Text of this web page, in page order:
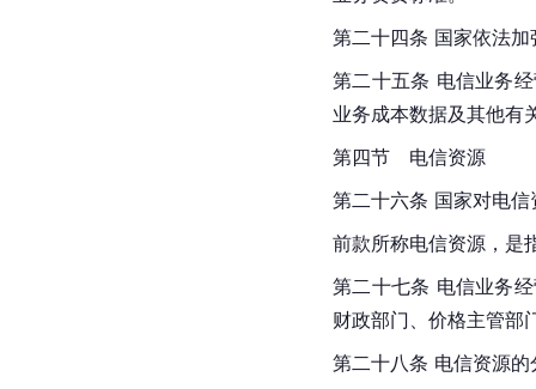
第二十四条 国家依法
第二十五条 电信业务
业务成本数据及其他有
第四节　电信资源
第二十六条 国家对电
前款所称电信资源，是
第二十七条 电信业务
财政部门、价格主管部
第二十八条 电信资源